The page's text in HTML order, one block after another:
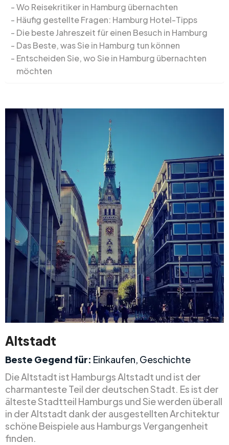
Wo Reisekritiker in Hamburg übernachten
Häufig gestellte Fragen: Hamburg Hotel-Tipps
Die beste Jahreszeit für einen Besuch in Hamburg
Das Beste, was Sie in Hamburg tun können
Entscheiden Sie, wo Sie in Hamburg übernachten
möchten
Altstadt
Beste Gegend für: Einkaufen, Geschichte
Die Altstadt ist Hamburgs Altstadt und ist der
charmanteste Teil der deutschen Stadt. Es ist der
älteste Stadtteil Hamburgs und Sie werden überall
in der Altstadt dank der ausgestellten Architektur
schöne Beispiele aus Hamburgs Vergangenheit
finden.